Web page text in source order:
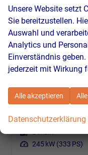
unverbindliche Lieferzeit:
Fahrzeugnr. 46268
Leistung 245 kW (333 PS)
Unsere Website setzt
Sie bereitzustellen.
Auswahl und
Analytics und
Einverständnis
jederzeit mit Wirkung
Alle akzeptieren
Datenschutzerklärung